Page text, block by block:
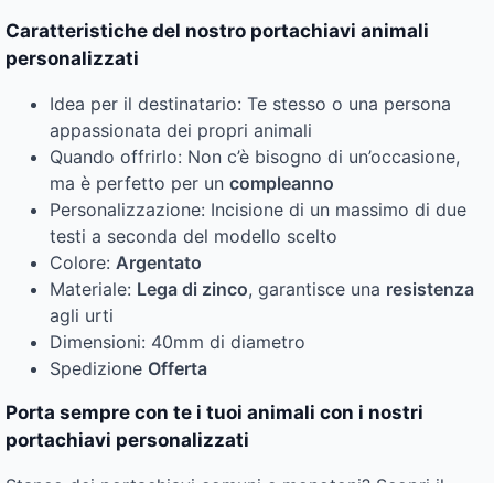
Caratteristiche del nostro portachiavi animali
personalizzati
Idea per il destinatario: Te stesso o una persona
appassionata dei propri animali
Quando offrirlo: Non c’è bisogno di un’occasione,
ma è perfetto per un compleanno
Personalizzazione: Incisione di un massimo di due
testi a seconda del modello scelto
Colore: Argentato
Materiale: Lega di zinco, garantisce una resistenza
agli urti
Dimensioni: 40mm di diametro
Spedizione Offerta
Porta sempre con te i tuoi animali con i nostri
portachiavi personalizzati